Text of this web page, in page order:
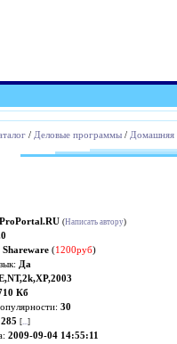
/ Деловые программы / Домашняя
(Написать автору)
Shareware (1200руб)
Да
Кб
30
285 [...]
2009-09-04 14:55:11